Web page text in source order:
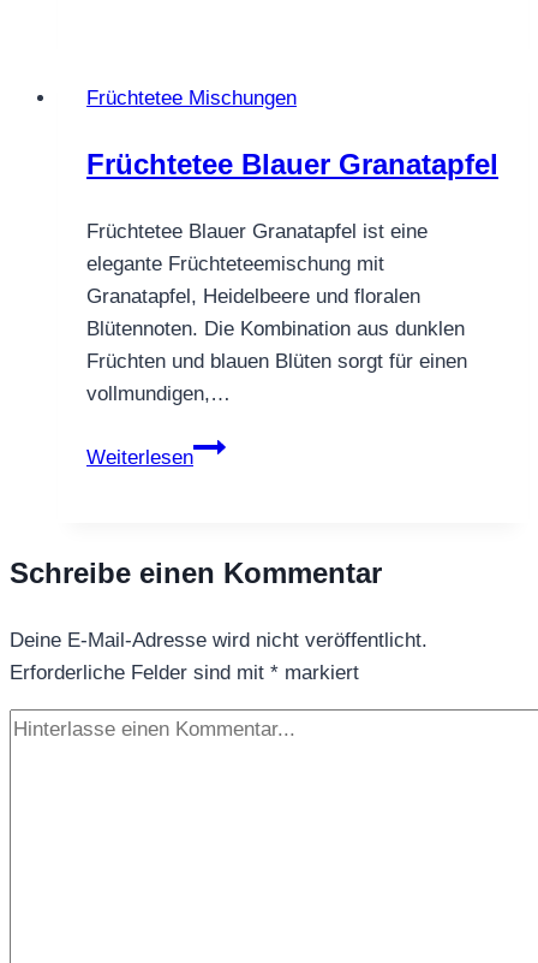
Früchtetee Mischungen
Früchtetee Blauer Granatapfel
Früchtetee Blauer Granatapfel ist eine
elegante Früchteteemischung mit
Granatapfel, Heidelbeere und floralen
Blütennoten. Die Kombination aus dunklen
Früchten und blauen Blüten sorgt für einen
vollmundigen,…
Weiterlesen
Früchtetee
Schreibe einen Kommentar
Deine E-Mail-Adresse wird nicht veröffentlicht.
Erforderliche Felder sind mit * markiert